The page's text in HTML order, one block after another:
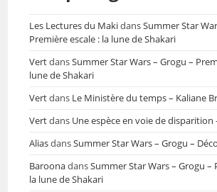
Les Lectures du MakidansSummer Star
Première escale : la lune de Shakari
VertdansSummer Star Wars – Grogu –
lune de Shakari
Vertdans Le Ministère du temps – Kaliane
Vertdans Une espèce en voie de disparition
AliasdansSummer Star Wars – Grogu –
BaroonadansSummer Star Wars – Grogu –
la lune de Shakari